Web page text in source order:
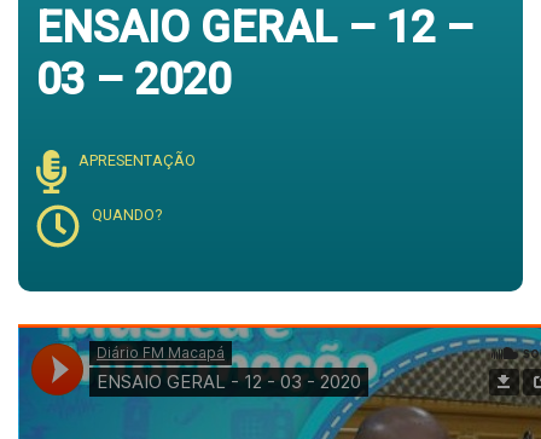
ENSAIO GERAL – 12 –
03 – 2020
APRESENTAÇÃO
QUANDO?